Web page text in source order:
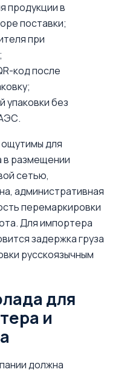
продукции в
поставки;
при
код после
упаковки без
для
в размещении
сетью,
административная
перемаркировки
Для импортера
задержка груза
русскоязычным
для
и
должна